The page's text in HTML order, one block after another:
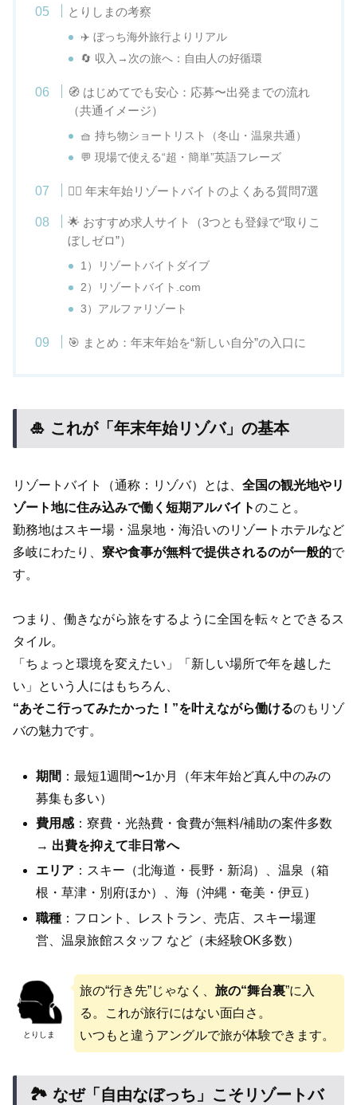
とりしまの考察
✈️ ぼっち海外旅行よりリアル
🔄 収入→次の旅へ：自由人の好循環
🧭 はじめてでも安心：応募〜出発までの流れ
（共通イメージ）
🧺 持ち物ショートリスト（冬山・温泉共通）
💬 現場で使える“超・簡単”英語フレーズ
🙋‍♀️ 年末年始リゾートバイトのよくある質問7選
🌟 おすすめ求人サイト（3つとも登録で“取りこ
ぼしゼロ”）
1）リゾートバイトダイブ
2）リゾートバイト.com
3）アルファリゾート
🎯 まとめ：年末年始を“新しい自分”の入口に
🎍 これが「年末年始リゾバ」の基本
リゾートバイト（通称：リゾバ）とは、 全国の観光地やリ
ゾート地に住み込みで働く短期アルバイトのこと。
勤務地はスキー場・温泉地・海沿いのリゾートホテルなど
多岐にわたり、 寮や食事が無料で提供されるのが一般的で
す。
つまり、働きながら旅をするように全国を転々とできるス
タイル。
「ちょっと環境を変えたい」「新しい場所で年を越した
い」という人にはもちろん、
“あそこ行ってみたかった！”を叶えながら働けるのもリゾ
バの魅力です。
期間 ：最短1週間〜1か月（年末年始ど真ん中のみの
募集も多い）
費用感 ：寮費・光熱費・食費が無料/補助の案件多数
→ 出費を抑えて非日常へ
エリア ：スキー（北海道・長野・新潟）、温泉（箱
根・草津・別府ほか）、海（沖縄・奄美・伊豆）
職種 ：フロント、レストラン、売店、スキー場運
営、温泉旅館スタッフ など（未経験OK多数）
とりしま
旅の“行き先”じゃなく、 旅の“舞台裏”に入
る。これが旅行にはない面白さ。
いつもと違うアングルで旅が体験できます。
🏞️ なぜ「自由なぼっち」こそリゾートバ